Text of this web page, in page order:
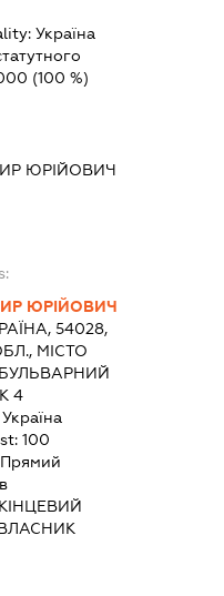
Україна
(100 %)
ЮРІЙОВИЧ
ЮРІЙОВИЧ
54028,
МІСТО
4
Україна
100
Прямий
КІНЦЕВИЙ